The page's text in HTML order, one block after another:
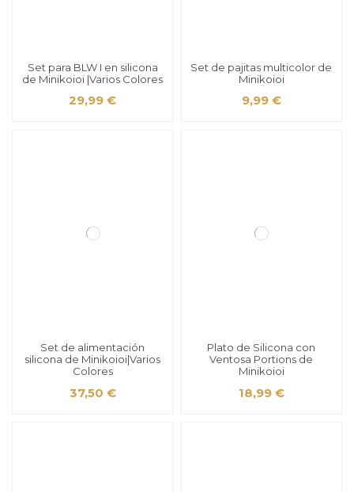
Set para BLW I en silicona
de Minikoioi |Varios Colores
29,99 €
Set de pajitas multicolor de
Minikoioi
9,99 €
Set de alimentación
silicona de Minikoioi|Varios
Colores
37,50 €
Plato de Silicona con
Ventosa Portions de
Minikoioi
18,99 €